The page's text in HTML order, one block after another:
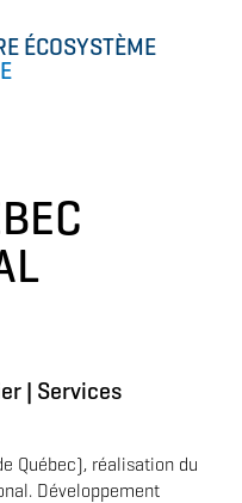
ÉCOSYSTÈME
| Services
Québec), réalisation du
Développement